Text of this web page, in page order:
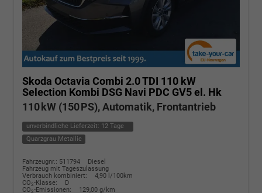
Skoda Octavia Combi 2.0 TDI 110 kW
Selection Kombi DSG Navi PDC GV5 el. Hk
110 kW (150 PS), Automatik, Frontantrieb
unverbindliche Lieferzeit: 12 Tage
Quarzgrau Metallic
Fahrzeugnr.: 511794
Diesel
Fahrzeug mit Tageszulassung
Verbrauch kombiniert:
4,90 l/100km
CO2-Klasse:
D
CO2-Emissionen: 129,00 g/km